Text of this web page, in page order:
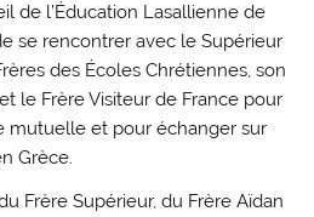
de l’Éducation Lasallienne de
se rencontrer avec le Supérieur
des Écoles Chrétiennes, son
le Frère Visiteur de France pour
mutuelle et pour échanger sur
Grèce.
Frère Supérieur, du Frère Aïdan